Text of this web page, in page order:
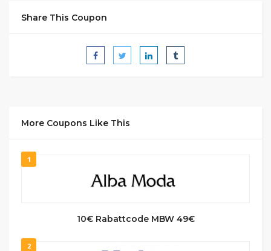
Share This Coupon
More Coupons Like This
1
10€ Rabattcode MBW 49€
2